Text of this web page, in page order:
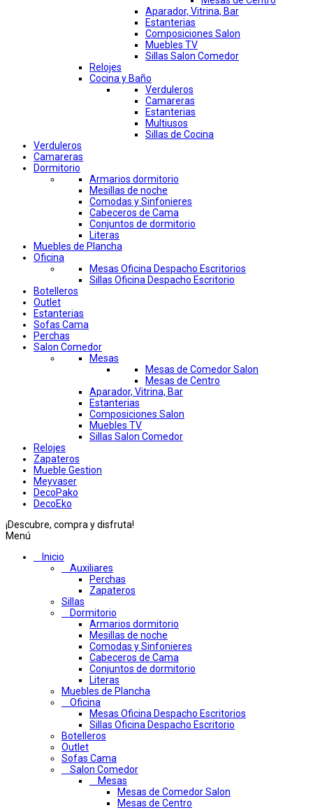
Aparador, Vitrina, Bar
Estanterias
Composiciones Salon
Muebles TV
Sillas Salon Comedor
Relojes
Cocina y Baño
Verduleros
Camareras
Estanterias
Multiusos
Sillas de Cocina
Verduleros
Camareras
Dormitorio
Armarios dormitorio
Mesillas de noche
Comodas y Sinfonieres
Cabeceros de Cama
Conjuntos de dormitorio
Literas
Muebles de Plancha
Oficina
Mesas Oficina Despacho Escritorios
Sillas Oficina Despacho Escritorio
Botelleros
Outlet
Estanterias
Sofas Cama
Perchas
Salon Comedor
Mesas
Mesas de Comedor Salon
Mesas de Centro
Aparador, Vitrina, Bar
Estanterias
Composiciones Salon
Muebles TV
Sillas Salon Comedor
Relojes
Zapateros
Mueble Gestion
Meyvaser
DecoPako
DecoEko
¡Descubre, compra y disfruta!
Menú
Inicio
Auxiliares
Perchas
Zapateros
Sillas
Dormitorio
Armarios dormitorio
Mesillas de noche
Comodas y Sinfonieres
Cabeceros de Cama
Conjuntos de dormitorio
Literas
Muebles de Plancha
Oficina
Mesas Oficina Despacho Escritorios
Sillas Oficina Despacho Escritorio
Botelleros
Outlet
Sofas Cama
Salon Comedor
Mesas
Mesas de Comedor Salon
Mesas de Centro